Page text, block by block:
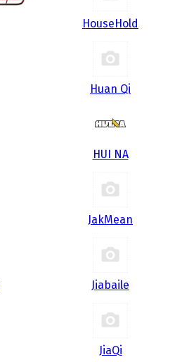
HouseHold
Huan Qi
HUI NA
JakMean
Jiabaile
JiaQi